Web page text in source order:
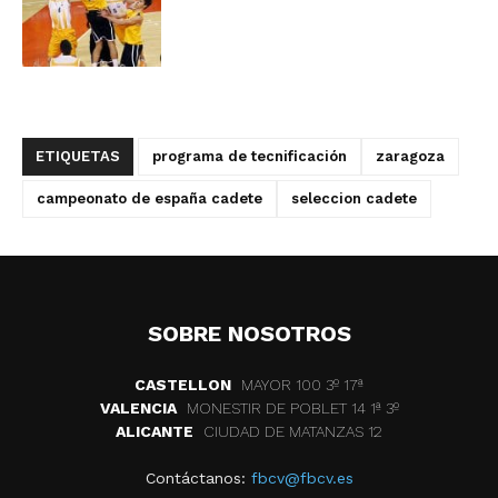
ETIQUETAS programa de tecnificación zaragoza
campeonato de españa cadete seleccion cadete
SOBRE NOSOTROS
CASTELLON
MAYOR 100 3º 17ª
VALENCIA
MONESTIR DE POBLET 14 1ª 3º
ALICANTE
CIUDAD DE MATANZAS 12
Contáctanos: fbcv@fbcv.es